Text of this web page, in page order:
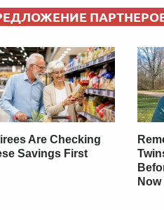
Are Checking
Savings First
Now